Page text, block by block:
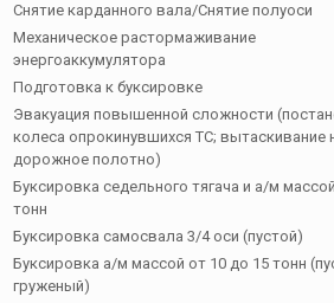
Снятие карданного вала/Снятие полуоси
Механическое растормаживание
энергоаккумулятора
Подготовка к буксировке
Эвакуация повышенной сложности
колеса опрокинувшихся ТС; вытаскивание
дорожное полотно)
Буксировка седельного тягача и а/м
тонн
Буксировка самосвала 3/4 оси (пустой)
Буксировка а/м массой от 10 до 15 тонн
груженый)